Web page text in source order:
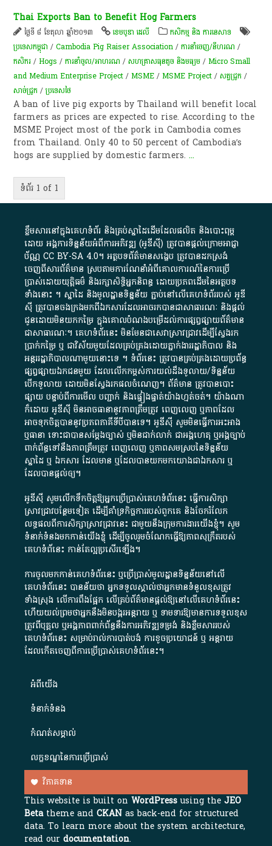
Thai Exports Ban to Benefit Hog Farmers
ថ្ងៃទី ៨ ខែតុលា ឆ្នាំ២០១៣ ខេមបូឌា ដេលី
កសិកម្ម​ និង​ ការ​នេ​សាទ​
ប្រទេសកម្ពុជា /Cambodia Pig Raiser Association /ការនាំចេញ/នីហរណ /
កសិករ /Hogs /ការនាំចូល/អាហរណ /សហគ្រាសធុនតូច និងមធ្យម /Micro Small
and Medium Enterprise Project /MSME /MSME Project /សត្វជ្រូក /
សាច់​ជ្រូក /ប្រទេសថៃ
A ban of live pig exports by Thailand will benefit local
farmers as prices are expected to rise. According to the
MSME Project most of the pork in Cambodia comes
from Thailand. Only 40 to 50 percent of Cambodia’s
hogs are supplied by domestic farmers....
ទំព័រ 1 of 1
ខ្លឹមសារ​នៅ​ក្នុង​គេហទំព័រ និង​គ្រប់​ស្នា​ដៃ​ដើម​ដែល​ផលិត​ និង​បោះពុម្ព​
ដោយ​ អង្គការ​ទិន្នន័យ​អំពី​ការអភិវឌ្ឍ​​ (អូ​ឌី​ស៊ី)​ ត្រូវ​បាន​ផ្តល់​ក្រោម​អាជ្ញា
ប័ណ្ណ​CC BY-SA 4.0។​ អត្ថបទ​ព័ត៌មាន​សង្ខេប​ ត្រូវ​បាន​ដកស្រង់​
ចេញពី​សារព័ត៌មាន ស្របតាមការ​ណែនាំ​អំពី​គោលការណ៍​នៃ​ការ​ប្រើ
ប្រាស់​ដោយ​យុត្តិធម៌​ និង​រក្សាសិទ្ធិអ្នកនិពន្ធ ដោយ​ប្រភពដើម​នៃ​​អត្ថបទ
ទាំង​នោះ​ ។​ ស្នាដៃ​ និង​មូលដ្ឋាន​ទិន្នន័យ ​ភ្ជាប់​នៅ​លើ​គេហទំព័រ​របស់​ អូ​ឌី​
ស៊ី​ ត្រូវ​បាន​ចងក្រង​មក​ពី​ឯកសារ​ដែល​អាច​រក​បានជា​សាធារណៈ​ និង​ផ្តល់​
ជូន​ដោយ​មិន​យក​កម្រៃ​ ក្នុង​គោលបំណង​បម្រើ​ដល់ការ​ផ្សព្វផ្សាយ​ព័ត៌មាន​
ជា​សាធារណៈ​។​ គេហទំព័រ​នេះ​ មិនមែន​ជា​សេវា​ស្រាវជ្រាវ​ដើម្បី​ស្វែងរក
ប្រាក់​កម្រៃ​ ឬ​ ជា​វិស័យ​មួយ​ដែល​គ្រប់គ្រង​ដោយ​ភ្នាក់ងារ​រដ្ឋាភិបាល​ និង ​
អន្តររដ្ឋាភិបាល​ណាមួយ​នោះ​ទេ ​។​ ទំព័រ​នេះ​ ត្រូវ​បាន​គ្រប់គ្រង​ដោយ​ប្រព័ន្ធ​
ផ្សព្វផ្សាយ​ឯកជន​មួយ​ ដែល​លើកកម្ពស់​ការ​យល់​ដឹង​ទូលាយ​/​ទិន្នន័យ​
បើក​ទូលាយ​ ដោយ​មិនស្វែង​រក​ផល​ចំណេញ​។​ ព័ត៌មាន​ ត្រូវ​បាន​បោះ
ផ្សាយ​ បន្ទាប់​ពី​ការ​មើល​ បញ្ជាក់​ និង​ផ្ទៀងផ្ទាត់​យ៉ាង​ហ្មត់ចត់​។​ យ៉ាងណា​
ក៏​ដោយ​ អូ​ឌី​ស៊ី​ មិន​អាច​ធានា​នូវ​ភាព​ត្រឹមត្រូវ​ ពេញលេញ​ ឬ​ភាព​ដែល​
អាច​ទុកចិត្ត​បាននូវ​ប្រភព​ភាគី​ទី​បី​បាន​ទេ​។​ អូ​ឌី​ស៊ី​ សូម​មិន​ធ្វើការ​អះអាង​
ឬ​ធានា​ ទោះជា​បាន​សម្តែង​ច្បាស់​ ឬ​មិន​ជាក់លាក់​ ជា​អង្គហេតុ​ ឬ​អង្គច្បាប់​
ពាក់ព័ន្ធ​ទៅ​នឹង​ភាព​ត្រឹមត្រូវ​ ពេញលេញ​ ឬ​ភាព​សម​ស្រប​នៃ​ទិន្នន័យ​
ស្នាដៃ​ ឬ​ ឯកសារ​ ដែល​មាន​ ឬ​ដែល​បាន​យក​មក​យោង​ជា​ឯកសារ​ ឬ​
ដែល​បាន​ផ្តល់​ឲ្យ​។
អូឌីស៊ី សូមលើកទឹកចិត្តឱ្យអ្នកប្រើប្រាស់គេហទំព័រនេះ ធ្វើការសិក្សា
ស្រាវជ្រាវបន្ថែមទៀត ដើម្បីគាំទ្រកិច្ចការ​របស់ពួកគេ និងចែករំលែក
លទ្ធផលពីការសិក្សាស្រាវជ្រាវនេះ ជាមួយនឹងក្រុមការងារយើងខ្ញុំ។ សូម
ទំនាក់ទំនងមកកាន់យើងខ្ញុំ ដើម្បីចូលរួមចំណែកធ្វើឱ្យភាពសុក្រឹតរបស់
គេហទំព័នេះ កាន់តែល្អប្រសើរឡើង។
ការចូលមកកាន់គេហទំព័រនេះ ឬប្រើប្រាស់មូលដ្ឋានទិន្នន័យនៅលើ
គេហទំព័រនេះ បានន័យថា អ្នកទទួលស្គាល់ថាអ្នកមានទំនួលខុសត្រូវ
ទាំងស្រុង លើការពឹងផ្អែក លើគ្រប់ព័ត៌មានផ្តល់ឱ្យនៅលើគេហទំព័រនេះ
ហើយយល់ព្រមថាអ្នកនឹងមិនបង្ករអន្តរាយ ឬ ទាមទារ​ឱ្យមានការទទួលខុស​
ត្រូវពីបុគ្គល ឬអង្គភាពពាក់ព័ន្ធនឹងការអភិវឌ្ឍទម្រង់ និងខ្លឹមសាររបស់
គេហទំព័រនេះ សម្រាប់រាល់ការបាត់បង់ ការខូចប្រយោជន៍ ឬ អន្តរាយ
ដែលកើតចេញពីការប្រើប្រាស់គេហទំព័រនេះ។
អំពី​យើង​
ទំនាក់ទំនង
កំណត់សម្គាល់
លក្ខខណ្ឌនៃការប្រើប្រាស់
វិភាគទាន
This website is built onWordPressusing theJEO
Betatheme andCKAN as back-end for structured
data. To learn more about the system architecture,
read ourdocumentation.